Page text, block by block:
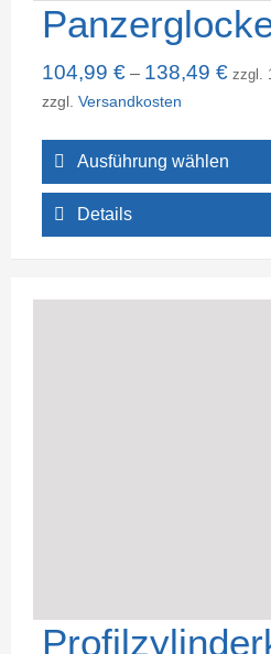
104,99 €– 138,49 € zzgl.
zzgl. Versandkosten
Ausführung wählen
Details